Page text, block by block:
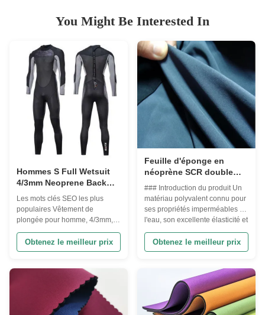
You Might Be Interested In
Hommes S Full Wetsuit
4/3mm Neoprene Back
Zip avec poitrine
Panneau à peau lisse
Surf thermique / Maillot
libre SUP Sports de vent
Les mots clés SEO les plus
populaires Vêtement de
plongée pour homme, 4/3mm,
Vêtement de plongée à
fermeture à glissière, peau lisse,
peau de poitrine, Vêtement de
à l'aveugle, Vêtement
thermique, Vêtement de surf,
Vêtement de plongée, Vêtement
de plongée SUP, genoux ...
Obtenez le meilleur prix
Feuille d'éponge en
néoprène SCR double
face, épaisseur 3 mm - 6
mm
### Introduction du produit Un
matériau polyvalent connu pour
ses propriétés imperméables à
l'eau, son excellente élasticité et
sa douceur, avec des
caractéristiques résistantes au
froid.Vêtements de surfIl
accessoires de protection
sportive et médicale. --- Attributs
Obtenez le meilleur prix